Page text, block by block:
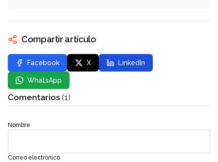
Compartir artículo
Facebook X LinkedIn
WhatsApp
Comentarios (1)
Nombre
Correo electrónico